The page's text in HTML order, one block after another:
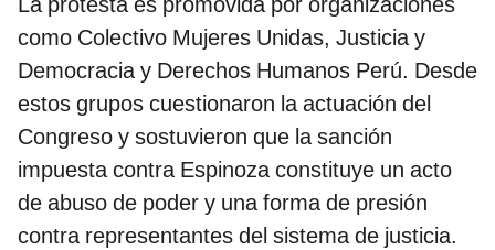
como Colectivo Mujeres Unidas, Justicia y
Democracia y Derechos Humanos Perú. Desde
estos grupos cuestionaron la actuación del
Congreso y sostuvieron que la sanción
impuesta contra Espinoza constituye un acto
de abuso de poder y una forma de presión
contra representantes del sistema de justicia.